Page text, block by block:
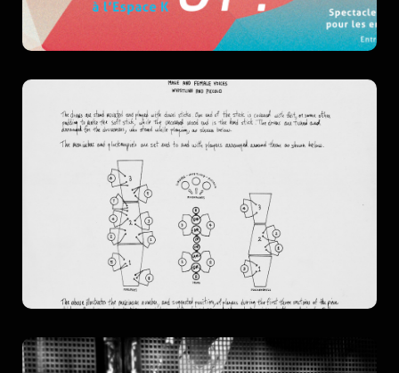
DRUMMING
avec les étudiants en percussions de la
HEAR
more